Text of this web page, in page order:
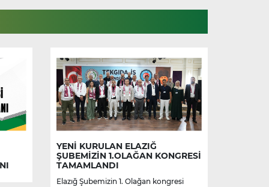
YENİ KURULAN ELAZIĞ
ŞUBEMİZİN 1.OLAĞAN KONGRESİ
TAMAMLANDI
Elazığ Şubemizin 1. Olağan kongresi